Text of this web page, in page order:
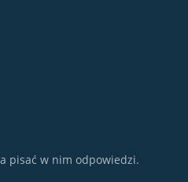
pisać w nim odpowiedzi.